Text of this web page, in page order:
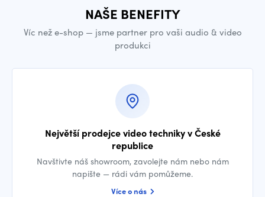
NAŠE BENEFITY
Víc než e-shop — jsme partner pro vaši audio & video
produkci
Největší prodejce video techniky v České
republice
Navštivte náš showroom, zavolejte nám nebo nám
napište — rádi vám pomůžeme.
Více o nás